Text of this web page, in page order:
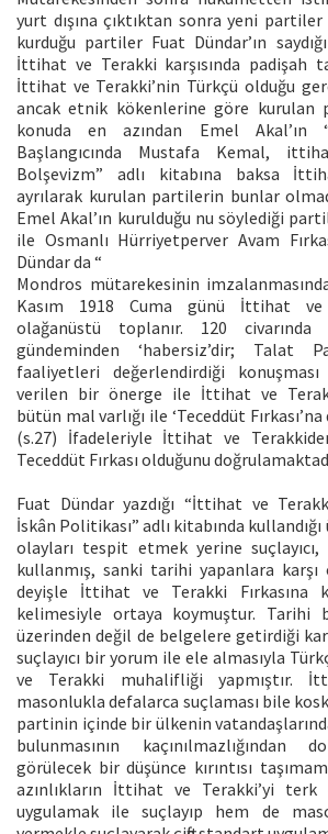
yurt dışına çıktıktan sonra yeni
kurduğu partiler Fuat Dündar’ın
İttihat ve Terakki karşısında padişah
İttihat ve Terakki’nin Türkçü olduğu
ancak etnik kökenlerine göre kurulan
konuda en azından Emel Akal’ın
Başlangıcında Mustafa Kemal,
Bolşevizm” adlı kitabına baksa
ayrılarak kurulan partilerin bunlar
Emel Akal’ın kurulduğu nu söylediği
ile Osmanlı Hürriyetperver Avam
Dündar da “
Mondros mütarekesinin
Kasım 1918 Cuma günü İttihat
olağanüstü toplanır. 120 civarında
gündeminden ‘habersiz’dir; Talat
faaliyetleri değerlendirdiği konuşması
verilen bir önerge ile İttihat ve
bütün mal varlığı ile ‘Teceddüt
(s.27) İfadeleriyle İttihat ve
Teceddüt Fırkası olduğunu
Fuat Dündar yazdığı “İttihat ve
İskân Politikası” adlı kitabında
olayları tespit etmek yerine
kullanmış, sanki tarihi yapanlara
deyişle İttihat ve Terakki Fırkasına
kelimesiyle ortaya koymuştur. Tarihi
üzerinden değil de belgelere getirdiği
suçlayıcı bir yorum ile ele almasıyla
ve Terakki muhalifliği yapmıştır.
masonlukla defalarca suçlaması bile
partinin içinde bir ülkenin
bulunmasının
görülecek bir düşünce kırıntısı
azınlıkların İttihat ve Terakki’yi terk
uygulamak ile suçlayıp hem de